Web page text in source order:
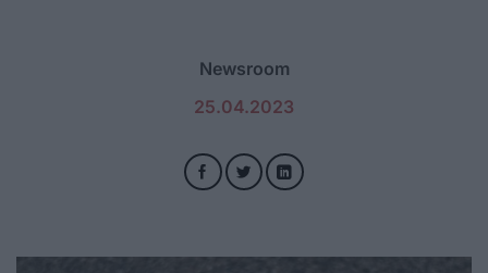
Newsroom
25.04.2023